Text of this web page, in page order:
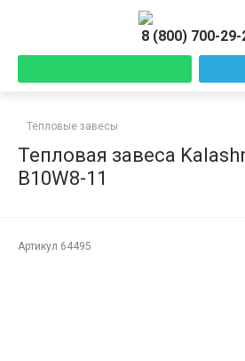
8 (800) 700-29-
Тепловые завесы
Тепловая завеса
B10W8-11
Артикул 64495